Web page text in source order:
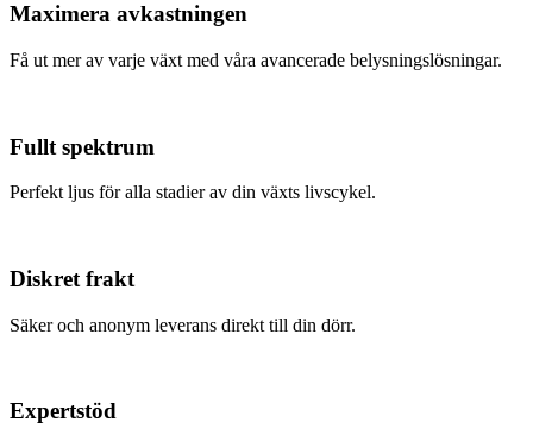
Maximera avkastningen
Få ut mer av varje växt med våra avancerade belysningslösningar.
Fullt spektrum
Perfekt ljus för alla stadier av din växts livscykel.
Diskret frakt
Säker och anonym leverans direkt till din dörr.
Expertstöd